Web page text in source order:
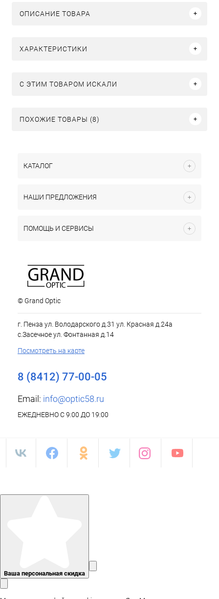
ОПИСАНИЕ ТОВАРА
ХАРАКТЕРИСТИКИ
C ЭТИМ ТОВАРОМ ИСКАЛИ
ПОХОЖИЕ ТОВАРЫ (8)
КАТАЛОГ
НАШИ ПРЕДЛОЖЕНИЯ
ПОМОЩЬ И СЕРВИСЫ
© Grand Optic
г. Пенза ул. Володарского д.31 ул. Красная д.24а
с.Засечное ул. Фонтанная д.14
Посмотреть на карте
8 (8412) 77-00-05
Email: info@optic58.ru
ЕЖЕДНЕВНО С 9:00 ДО 19:00
Ваша персональная скидка